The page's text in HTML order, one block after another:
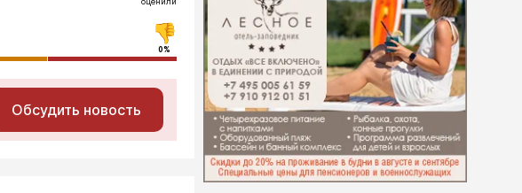
0%
Обсудить новость